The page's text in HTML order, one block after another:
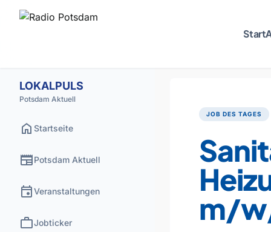
Start
LOKALPULS
Potsdam Aktuell
home Startseite
newspaperPotsdam Aktuell
eventVeranstaltungen
workJobticker
JOB DES TAGES
m/